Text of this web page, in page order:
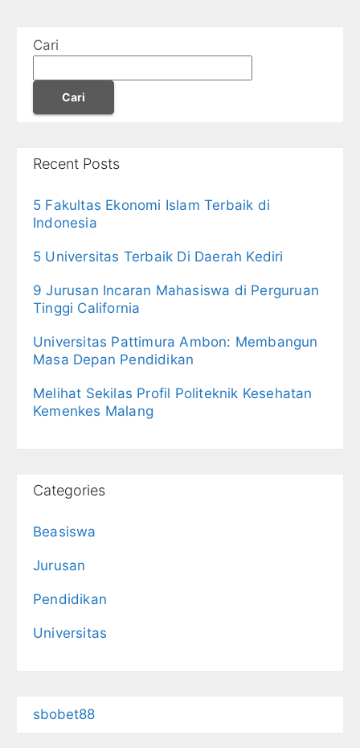
Cari
Cari
Recent Posts
5 Fakultas Ekonomi Islam Terbaik di
Indonesia
5 Universitas Terbaik Di Daerah Kediri
9 Jurusan Incaran Mahasiswa di Perguruan
Tinggi California
Universitas Pattimura Ambon: Membangun
Masa Depan Pendidikan
Melihat Sekilas Profil Politeknik Kesehatan
Kemenkes Malang
Categories
Beasiswa
Jurusan
Pendidikan
Universitas
sbobet88